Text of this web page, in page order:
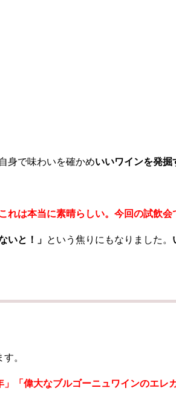
身で味わいを確かめいいワインを発
れは本当に素晴らしい。今回の試飲会
いと！」 という焦りにもなりました。
。
」「偉大なブルゴーニュワインのエ